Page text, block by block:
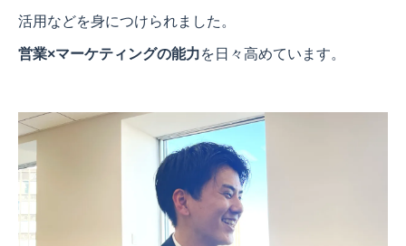
活用などを身につけられました。
営業×マーケティングの能力を日々高めています。